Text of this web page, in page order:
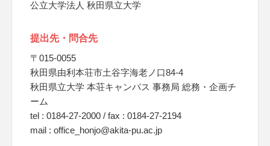
公立大学法人 秋田県立大学
提出先・問合先
〒015‐0055
秋田県由利本荘市土谷字海老ノ口84-4
秋田県立大学 本荘キャンパス 事務局 総務・企画チ
ーム
tel : 0184-27-2000 / fax : 0184-27-2194
mail : office_honjo@akita-pu.ac.jp